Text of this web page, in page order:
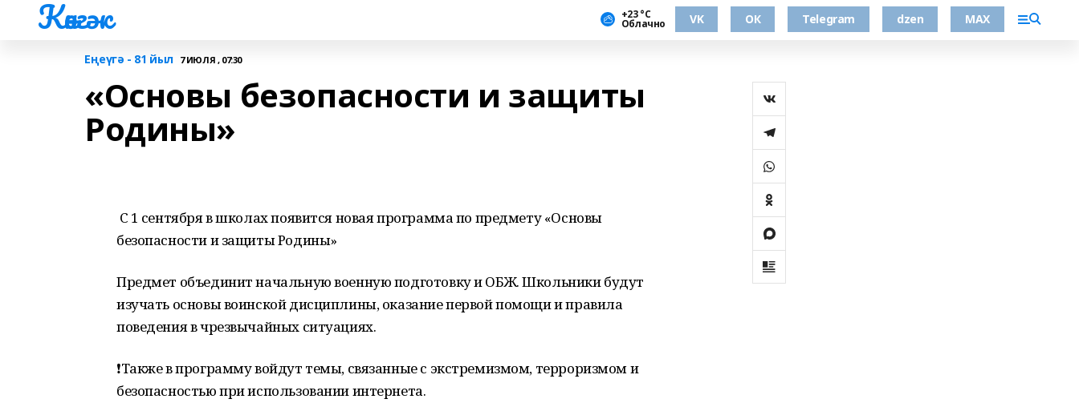
Көнгәк +23 °С
Облачно VK ОК Telegram dzen MAX
Еңеүгә - 81 йыл 7 ИЮЛЯ , 07:30
«Основы безопасности и защиты
Родины»
С 1 сентября в школах появится новая программа по предмету «Основы
безопасности и защиты Родины»
Предмет объединит начальную военную подготовку и ОБЖ. Школьники будут
изучать основы воинской дисциплины, оказание первой помощи и правила
поведения в чрезвычайных ситуациях.
❗️Также в программу войдут темы, связанные с экстремизмом, терроризмом и
безопасностью при использовании интернета.